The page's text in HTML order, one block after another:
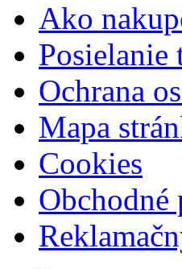
Ako
Posielanie
Ochrana
Mapa
Cookies